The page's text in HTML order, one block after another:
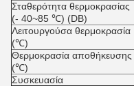
Σταθερότητα θερμοκρασίας
(- 40~85 ℃) (DB)
Λειτουργούσα θερμοκρασία
(℃)
Θερμοκρασία αποθήκευσης
(℃)
Συσκευασία